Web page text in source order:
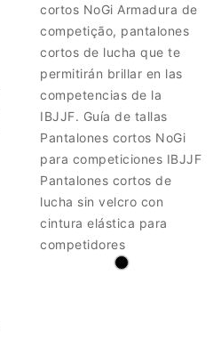
cortos NoGi Armadura de
competição, pantalones
cortos de lucha que te
permitirán brillar en las
competencias de la
IBJJF. Guía de tallas
Pantalones cortos NoGi
para competiciones IBJJF
Pantalones cortos de
lucha sin velcro con
cintura elástica para
competidores